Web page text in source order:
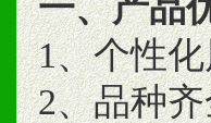
一、产品
1、个性
2、品种